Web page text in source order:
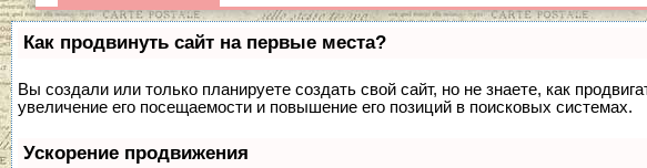
Войти
Как продвинуть сайт на первые места?
Вы создали или только планируете создать свой сайт, но не знаете, как
увеличение его посещаемости и повышение его позиций в поисковых системах.
Ускорение продвижения